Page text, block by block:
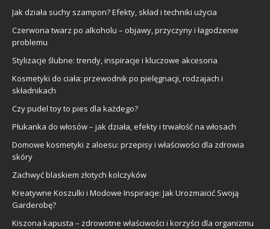
Jak działa suchy szampon? Efekty, skład i techniki użycia
Czerwona twarz po alkoholu – objawy, przyczyny i łagodzenie
problemu
Stylizacje ślubne: trendy, inspiracje i kluczowe akcesoria
Kosmetyki do ciała: przewodnik po pielęgnacji, rodzajach i
składnikach
Czy pudel toy to pies dla każdego?
Płukanka do włosów – jak działa, efekty i trwałość na włosach
Domowe kosmetyki z aloesu: przepisy i właściwości dla zdrowia
skóry
Zachwyć blaskiem złotych kolczyków
Kreatywne Koszulki i Modowe Inspiracje: Jak Urozmaicić Swoją
Garderobę?
Kiszona kapusta – zdrowotne właściwości i korzyści dla organizmu